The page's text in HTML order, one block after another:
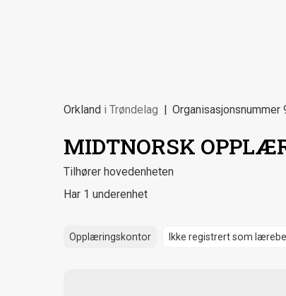
Orkland i Trøndelag Organisasjonsnummer
MIDTNORSK
Tilhører hovedenheten
Har 1 underenhet
Opplæringskontor Ikke registrert som